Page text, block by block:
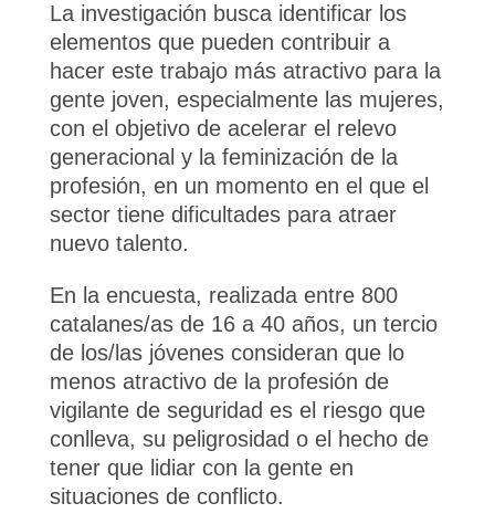
La investigación busca identificar los
elementos que pueden contribuir a
hacer este trabajo más atractivo para la
gente joven, especialmente las mujeres,
con el objetivo de acelerar el relevo
generacional y la feminización de la
profesión, en un momento en el que el
sector tiene dificultades para atraer
nuevo talento.
En la encuesta, realizada entre 800
catalanes/as de 16 a 40 años, un tercio
de los/las jóvenes consideran que lo
menos atractivo de la profesión de
vigilante de seguridad es el riesgo que
conlleva, su peligrosidad o el hecho de
tener que lidiar con la gente en
situaciones de conflicto.